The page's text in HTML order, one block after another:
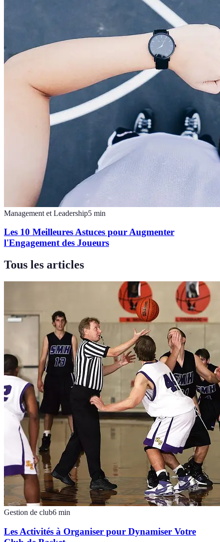
Management et Leadership5 min
Les 10 Meilleures Astuces pour Augmenter
l'Engagement des Joueurs
Tous les articles
Gestion de club6 min
Les Activités à Organiser pour Dynamiser Votre